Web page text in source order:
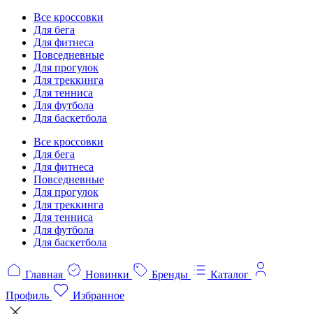
Все кроссовки
Для бега
Для фитнеса
Повседневные
Для прогулок
Для треккинга
Для тенниса
Для футбола
Для баскетбола
Все кроссовки
Для бега
Для фитнеса
Повседневные
Для прогулок
Для треккинга
Для тенниса
Для футбола
Для баскетбола
Главная Новинки Бренды
Каталог
Профиль
Избранное